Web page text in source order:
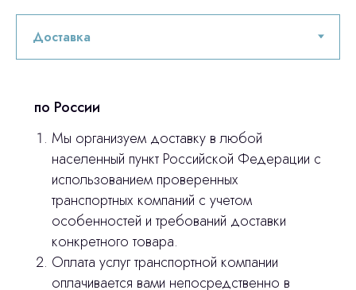
по России
Мы организуем доставку в любой
населенный пункт Российской Федерации с
использованием проверенных
транспортных компаний с учетом
особенностей и требований доставки
конкретного товара.
Оплата услуг транспортной компании
оплачивается вами непосредственно в
сделано
3D печать
Изготовление хирургических шаблонов
Политика конфиденциальности
stasicus